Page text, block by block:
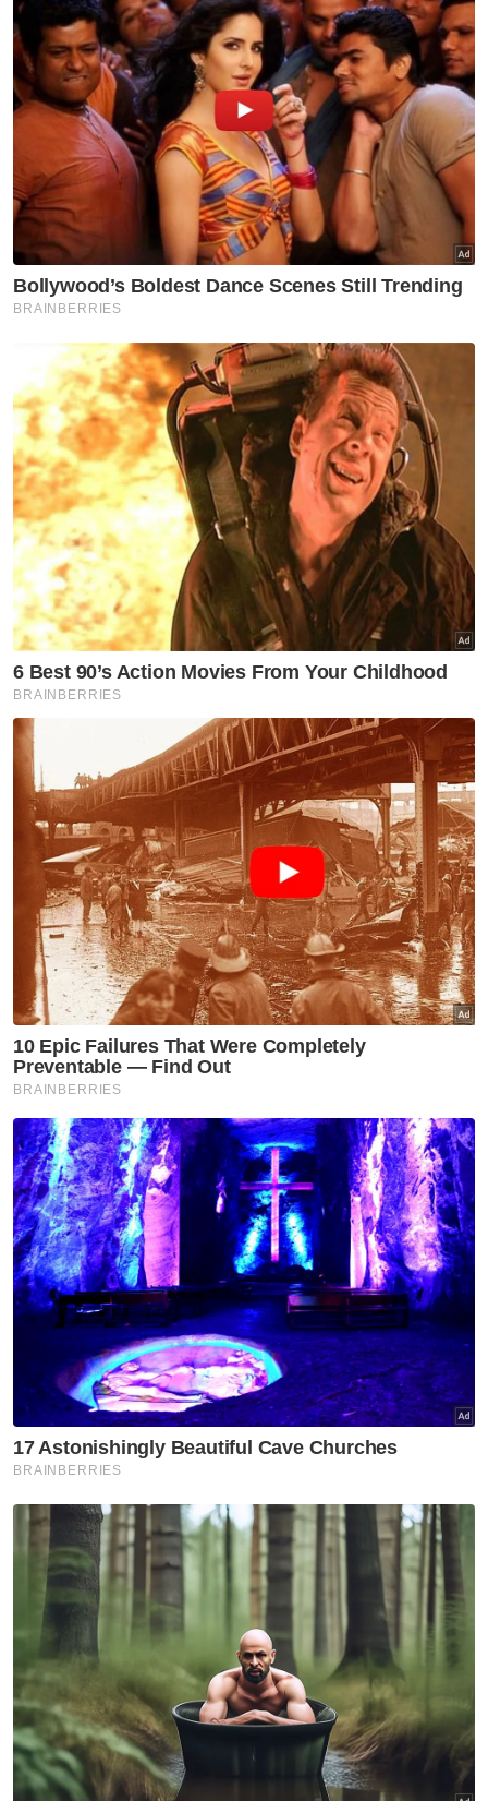
Malaysian Tigers
UniKL
Artikel Disyorkan
Sukan
jurulatih Garuda
Sukan
Filipina bukan lawan mudah
Sukan
'Tak kisahlah 20 atau 90 minit'
Sukan
Tiket aksi Malaysia-Filipina